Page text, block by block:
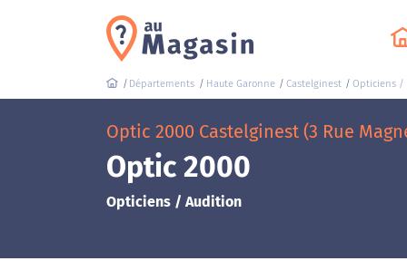
Départements Haute Garonne Castelginest Opticiens /
Optic 2000 Castelginest (3 Rue
Optic 2000
Opticiens / Audition